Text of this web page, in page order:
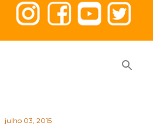
julho 03, 2015